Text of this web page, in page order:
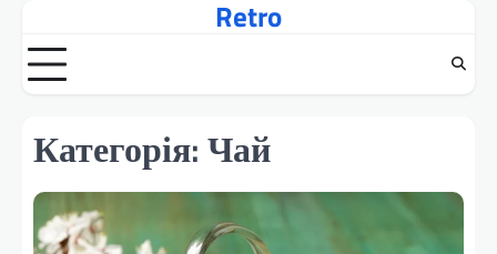
вмісту
Retro
Категорія:Чай